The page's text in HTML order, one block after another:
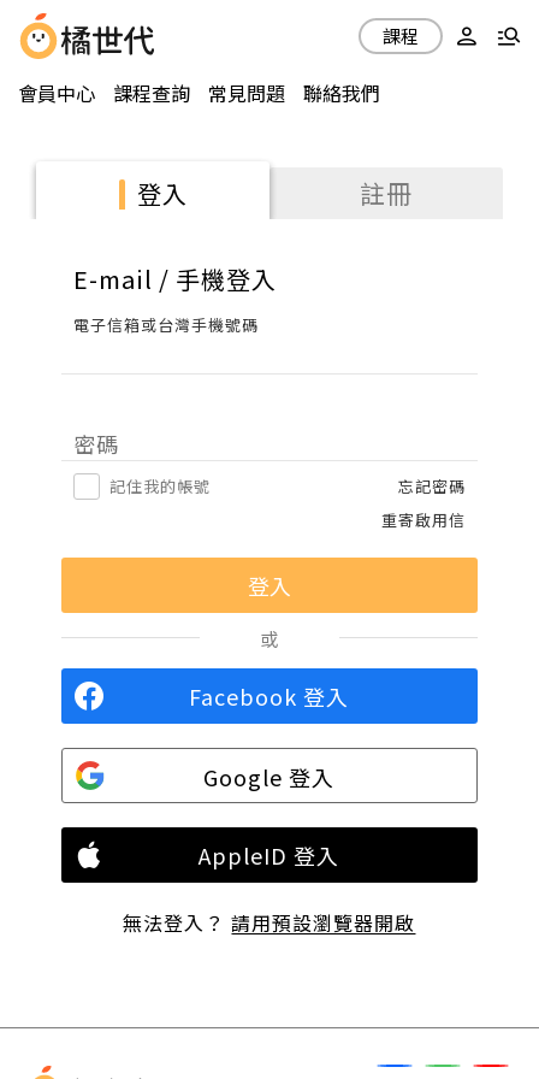
會員中心 課程查詢 常見問題 聯絡我們
課程
登入 註冊
E-mail / 手機登入
電子信箱或台灣手機號碼
密碼
記住我的帳號
忘記密碼
重寄啟用信
或
Facebook 登入
Google 登入
AppleID 登入
無法登入？請用預設瀏覽器開啟